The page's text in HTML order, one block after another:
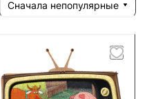
Сначала непопулярные